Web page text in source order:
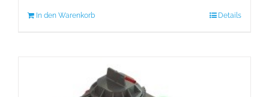
In den Warenkorb Details